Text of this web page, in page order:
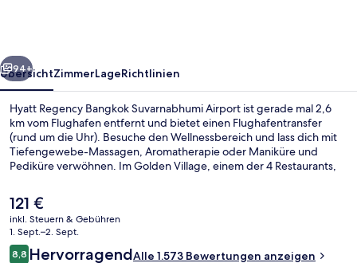
Weiter
94+
ÜbersichtZimmerLageRichtlinien
Hyatt Regency Bangkok Suvarnabhumi Airport ist gerade mal 2,6
km vom Flughafen entfernt und bietet einen Flughafentransfer
(rund um die Uhr). Besuche den Wellnessbereich und lass dich mit
Tiefengewebe-Massagen, Aromatherapie oder Maniküre und
Pediküre verwöhnen. Im Golden Village, einem der 4 Restaurants,
Zu den weiteren Highlights gehören 3 Bars/Lounges, ein
Außenpool und eine Poolbar. Andere Reisende lieben den Pool und
die bequemen Betten. Die Unterkunft ist nur einen kurzen
Fußmarsch von den öffentlichen Verkehrsmitteln entfernt: Zur U-
Bahn (S-Bahn-Station Suvarnabhumi Airport) sind es 3 Minuten.
Der
aktuelle
Preis
beträgt
121 €.
121 €
inkl. Steuern & Gebühren
1. Sept.–2. Sept.
Bewertungen
8,88,8 von 10.
HervorragendAlle 1.573 Bewertungen anzeigen